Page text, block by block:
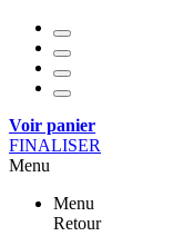
Voir panier
FINALISER
Menu
Menu
Retour